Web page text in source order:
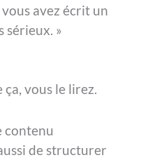
avez écrit un
sérieux. »
ça, vous le lirez.
contenu
de structurer